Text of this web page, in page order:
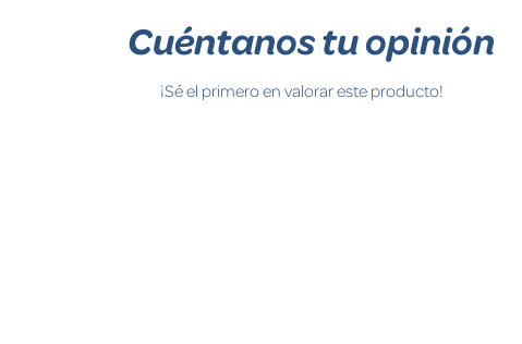
Cuéntanos tu opinión
¡Sé el primero en valorar este producto!